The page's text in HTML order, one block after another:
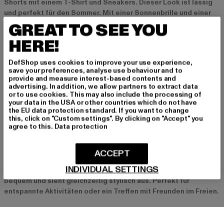
Shorts mit einem T-Shirt und Sneakers. Dieser Look ist lässig
und perfekt für den Sommer. Mit einer Sonnenbrille und einer
leichten Tasche rundest du das Outfit ab und bleibst cool und
komfortabel zugleich.
Sommerlicher Chic mit Hemd und Loafern
Ein eleganter Sommerlook gelingt dir mit einem Hemd und
Loafern zu deinen Chino Shorts. Diese Kombination ist ideal für
schickere Anlässe oder auch ein sommerliches Dinner.
Besonders gut passen dazu Accessoires wie eine Uhr oder ein
Ledergürtel, die dem Outfit eine edle Note verleihen.
Sportlicher Style mit Poloshirt und Slip-Ons
Für einen sportlich-eleganten Look kombinierst du deine Chino
Shorts mit einem Poloshirt und Slip-Ons. Dieser Style ist
bequem und sieht gleichzeitig stylisch aus. Perfekt für
entspannte Aktivitäten oder ein Treffen mit Freunden im Freien.
GREAT TO SEE YOU
HERE!
DefShop uses cookies to improve your use experience,
save your preferences, analyse use behaviour and to
provide and measure interest-based contents and
advertising. In addition, we allow partners to extract data
or to use cookies. This may also include the processing of
your data in the USA or other countries which do not have
the EU data protection standard. If you want to change
this, click on "Custom settings". By clicking on "Accept" you
agree to this. Data protection
INDIVIDUAL SETTINGS
ACCEPT